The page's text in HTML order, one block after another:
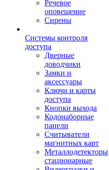
Речевое
оповещение
Сирены
Системы контроля
доступа
Дверные
доводчики
Замки и
аксессуары
Ключи и карты
доступа
Кнопки выхода
Кодонаборные
панели
Считыватели
магнитных карт
Металлодетекторы
стационарные